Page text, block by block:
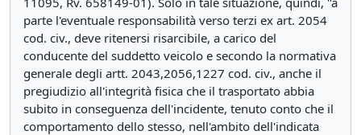
parte l'eventuale responsabilità verso terzi ex art. 2054
cod. civ., deve ritenersi risarcibile, a carico del
conducente del suddetto veicolo e secondo la normativa
generale degli artt. 2043,2056,1227 cod. civ., anche il
pregiudizio all'integrità fisica che il trasportato abbia
subito in conseguenza dell'incidente, tenuto conto che il
comportamento dello stesso, nell'ambito dell'indicata